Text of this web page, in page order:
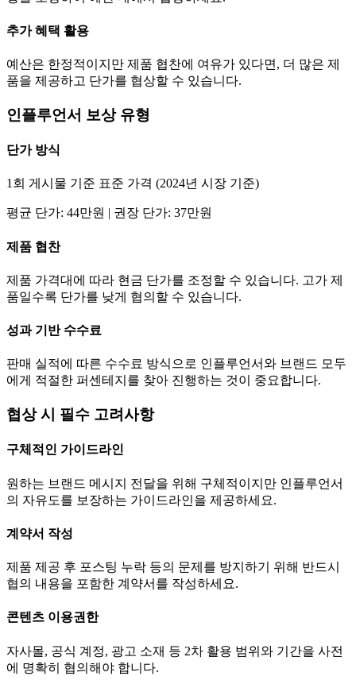
추가 혜택 활용
예산은 한정적이지만 제품 협찬에 여유가 있다면, 더 많은 제
품을 제공하고 단가를 협상할 수 있습니다.
인플루언서 보상 유형
단가방식
1회 게시물 기준 표준 가격 (2024년 시장 기준)
평균 단가: 44만원 | 권장 단가: 37만원
제품 협찬
제품 가격대에 따라 현금 단가를 조정할 수 있습니다. 고가 제
품일수록 단가를 낮게 협의할 수 있습니다.
성과 기반 수수료
판매 실적에 따른 수수료 방식으로 인플루언서와 브랜드 모두
에게 적절한 퍼센테지를 찾아 진행하는 것이 중요합니다.
협상 시 필수 고려사항
구체적인 가이드라인
원하는 브랜드 메시지 전달을 위해 구체적이지만 인플루언서
의 자유도를 보장하는 가이드라인을 제공하세요.
계약서 작성
제품 제공 후 포스팅 누락 등의 문제를 방지하기 위해 반드시
협의 내용을 포함한 계약서를 작성하세요.
콘텐츠 이용권한
자사몰, 공식 계정, 광고 소재 등 2차 활용 범위와 기간을 사전
에 명확히 협의해야 합니다.